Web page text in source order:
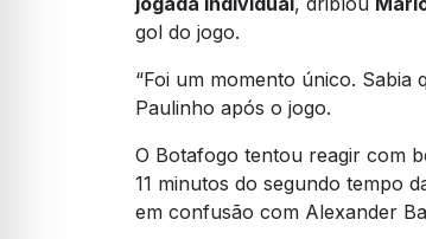
gol do jogo.
“Foi um momento único. Sabia
Paulinho após o jogo.
O Botafogo tentou reagir com
11 minutos do segundo tempo
em confusão com Alexander